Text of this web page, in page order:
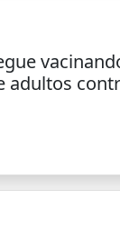
adultos